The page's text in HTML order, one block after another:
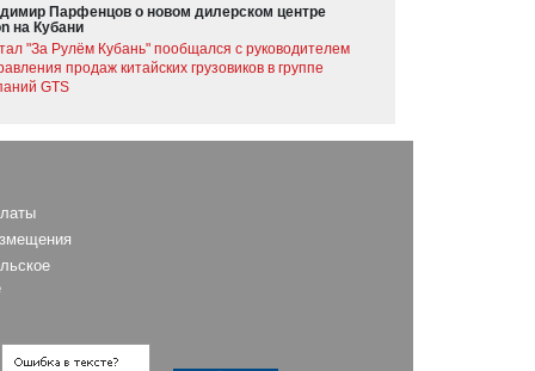
Парфенцов о новом дилерском центре
на Кубани
"За Рулём Кубань" пообщался с руководителем
продаж китайских грузовиков в группе
GTS